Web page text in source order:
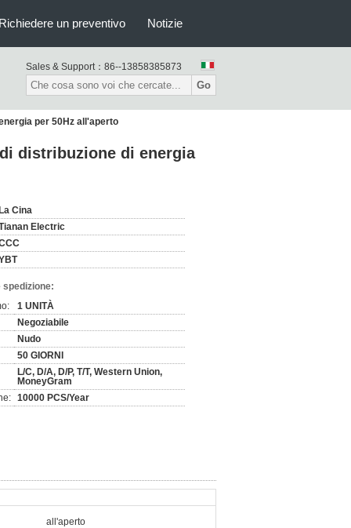
un preventivo Notizie
Sales & Support： 86--13858385873
Go
per 50Hz all'aperto
distribuzione di energia
Cina
Electric
spedizione:
1 UNITÀ
Negoziabile
Nudo
50 GIORNI
L/C, D/A, D/P, T/T, Western Union,
MoneyGram
10000 PCS/Year
all'aperto